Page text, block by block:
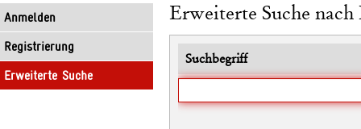
Anmelden
Registrierung
Erweiterte Suche
Erweiterte Suche
Suchbegriff
Suchbegriff